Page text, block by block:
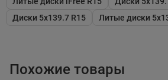
Эта модель дисков имеет
пар лучей, каждый из
Диски 5x139.7 R15
Литые диски
Похожие товары